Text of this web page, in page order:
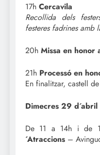
17h Cercavila
Recollida dels
festeres fadrines amb
20h Missa en honor
21h Processó en
En finalitzar, castell
Dimecres 29 d´abril
De 11 a 14h i de
´Atraccions –